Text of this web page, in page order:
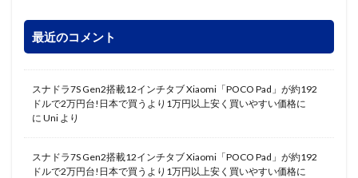
最近のコメント
スナドラ7S Gen2搭載12インチタブ Xiaomi「POCO Pad」が約192
ドルで2万円台!日本で買うより1万円以上安く買いやすい価格に
に Uni より
スナドラ7S Gen2搭載12インチタブ Xiaomi「POCO Pad」が約192
ドルで2万円台!日本で買うより1万円以上安く買いやすい価格に